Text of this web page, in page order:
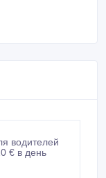
водителей
€ в день